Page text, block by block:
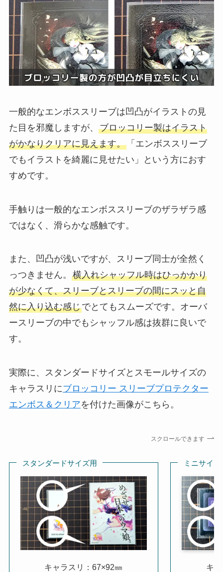
一般的なエンボススリーブは凹凸がイラストの見
た目を邪魔しますが、 ブロッコリー製はイラスト
がかなりクリアに見えます。「エンボススリーブ
でもイラストを綺麗に見せたい」という方におす
すめです。
手触りは一般的なエンボススリーブのザラザラ感
ではなく、滑らかな感触です。
また、凹凸が浅いですが、スリーブ同士が全然く
っつきません。 横入れシャッフル時はひっかかり
が少なくて、スリーブとスリーブの間にスッと自
然に入り込む感じでとてもスムーズです。オーバ
ースリーブの中でもシャッフル感は抜群に良いで
す。
実際に、スタンダードサイズとスモールサイズの
キャラスリにブロッコリー スリーブプロテクター
エンボス＆クリアを付けた画像がこちら。
スクロールできます
スタンダードサイズ用
キャラスリ：67×92㎜
ミニサイズ
キ